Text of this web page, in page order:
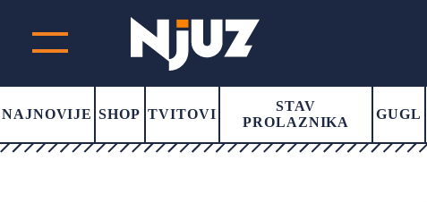
NAJNOVIJE SHOP TVITOVI
STAV
PROLAZNIKA
GUGL